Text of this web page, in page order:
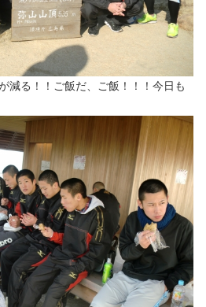
減る！！ご飯だ、ご飯！！！今日も